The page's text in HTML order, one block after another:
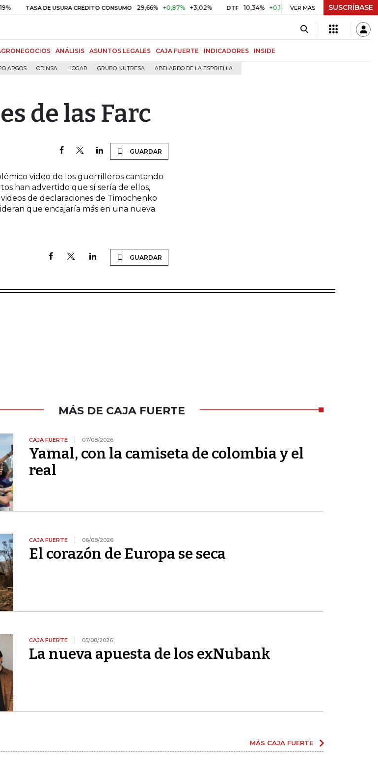
TASA DE USURA CRÉDITO CONSUMO 29,66% +0,87% +3,02% DTF 10,34% +0,10% +0,98% $ 416,91 +$
VER MÁS SUSCRÍBASE
ANÁLISIS ASUNTOS LEGALES CAJA FUERTE INDICADORES INSIDE
ARGOS ODINSA HOGAR GRUPO NUTRESA ABELARDO DE LA ESPRIELLA
de las Farc
GUARDAR
video de los guerrilleros cantando
han advertido que sí sería de ellos,
de declaraciones de Timochenko
que encajaría más en una nueva
GUARDAR
MÁS DE CAJA FUERTE
CAJA FUERTE 07/08/2026
Yamal, con la camiseta de colombia y el
real
CAJA FUERTE 06/08/2026
El corazón de Europa se seca
CAJA FUERTE 05/08/2026
La nueva apuesta de los exNubank
MÁS CAJA FUERTE